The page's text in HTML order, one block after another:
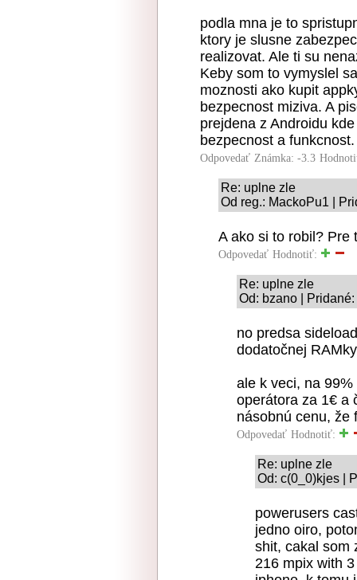
podla mna je to
ktory je slusne
realizovat. Ale ti su
Keby som to vymyslel
moznosti ako kupit
bezpecnost miziva. A
prejdena z Androidu
bezpecnost a funkcnost.
Odpovedať Známka: -3.3
Re: uplne zle
Od reg.: MackoPu1 |
A ako si to robil? Pre
Odpovedať Hodnotiť:
Re: uplne zle
Od: bzano |
no predsa
dodatočnej RAMky
ale k veci, na
operátora za 1€ a
násobnú cenu, že
Odpovedať Hodnotiť:
Re: uplne zle
Od: c(0_0)kjes |
powerusers
jedno oiro,
shit, cakal som
216 mpix with